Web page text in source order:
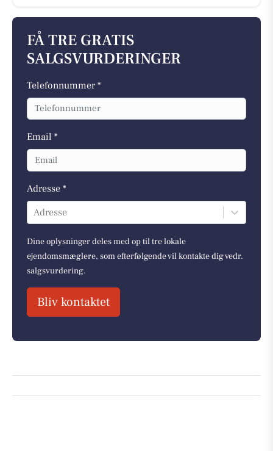
FÅ TRE GRATIS
SALGSVURDERINGER
Telefonnummer *
Email *
Adresse *
Adresse
Dine oplysninger deles med op til tre lokale
ejendomsmæglere, som efterfølgende vil kontakte dig vedr.
salgsvurdering.
Bliv kontaktet